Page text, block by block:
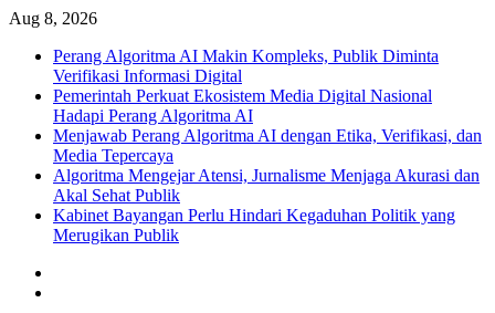
Skip
content
Aug 8, 2026
Perang Algoritma AI Makin Kompleks, Publik Diminta
Verifikasi Informasi Digital
Pemerintah Perkuat Ekosistem Media Digital Nasional
Hadapi Perang Algoritma AI
Menjawab Perang Algoritma AI dengan Etika, Verifikasi, dan
Media Tepercaya
Algoritma Mengejar Atensi, Jurnalisme Menjaga Akurasi dan
Akal Sehat Publik
Kabinet Bayangan Perlu Hindari Kegaduhan Politik yang
Merugikan Publik